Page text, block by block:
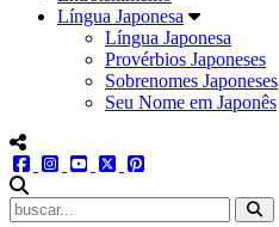
Língua Japonesa
Língua Japonesa
Provérbios Japoneses
Sobrenomes Japoneses
Seu Nome em Japonês
menu redes social
facebookinstagram
youtube
twitter